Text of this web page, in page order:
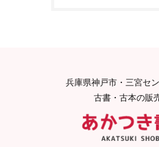
兵庫県神戸市・三宮セ
古書・古本の販